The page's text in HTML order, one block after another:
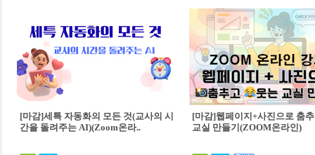
[마감]세특 자동화의 모든 것(교사의 시
간을 돌려주는 AI)(Zoom온라..
[마감]웹페이지+사진으로 춤
교실 만들기(ZOOM온라인)